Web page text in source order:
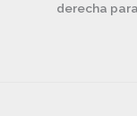
derecha